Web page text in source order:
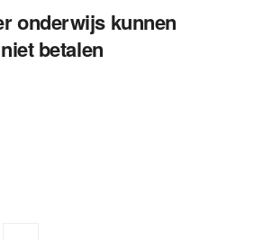
onderwijs kunnen
betalen